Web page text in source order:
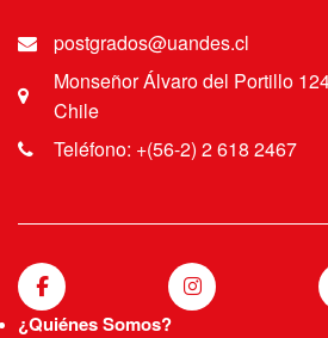
postgrados@uandes.cl
Monseñor Álvaro del Portillo
Chile
Teléfono: +(56-2) 2 618 2467
¿Quiénes Somos?